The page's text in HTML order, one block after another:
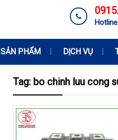
Hotline
SẢN PHẨM DỊCH VỤ
Tag: bo chinh luu cong